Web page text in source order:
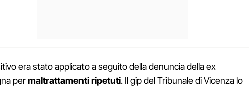
era stato applicato a seguito della denuncia della ex
permaltrattamenti ripetuti. Il gip del Tribunale di Vicenza lo